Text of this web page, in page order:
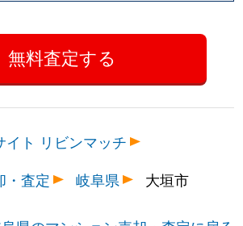
イト リビンマッチ
・査定
岐阜県 大垣市